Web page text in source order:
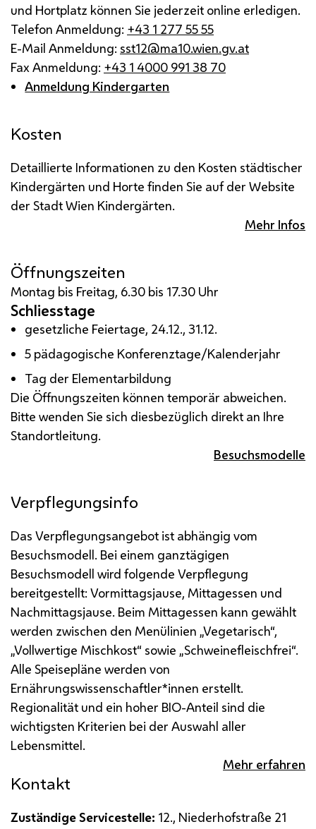
und Hortplatz können Sie jederzeit online erledigen.
Telefon Anmeldung: +43 1 277 55 55
E-Mail Anmeldung: sst12@ma10.wien.gv.at
Fax Anmeldung: +43 1 4000 991 38 70
Anmeldung Kindergarten
Kosten
Detaillierte Informationen zu den Kosten städtischer
Kindergärten und Horte finden Sie auf der Website
der Stadt Wien Kindergärten.
Mehr Infos
Öffnungszeiten
Montag bis Freitag, 6.30 bis 17.30 Uhr
Schliesstage
gesetzliche Feiertage, 24.12., 31.12.
5 pädagogische Konferenztage/Kalenderjahr
Tag der Elementarbildung
Die Öffnungszeiten können temporär abweichen.
Bitte wenden Sie sich diesbezüglich direkt an Ihre
Standortleitung.
Besuchsmodelle
Verpflegungsinfo
Das Verpflegungsangebot ist abhängig vom
Besuchsmodell. Bei einem ganztägigen
Besuchsmodell wird folgende Verpflegung
bereitgestellt: Vormittagsjause, Mittagessen und
Nachmittagsjause. Beim Mittagessen kann gewählt
werden zwischen den Menülinien „Vegetarisch“,
„Vollwertige Mischkost“ sowie „Schweinefleischfrei“.
Alle Speisepläne werden von
Ernährungswissenschaftler*innen erstellt.
Regionalität und ein hoher BIO-Anteil sind die
wichtigsten Kriterien bei der Auswahl aller
Lebensmittel.
Mehr erfahren
Kontakt
Zuständige Servicestelle: 12., Niederhofstraße 21